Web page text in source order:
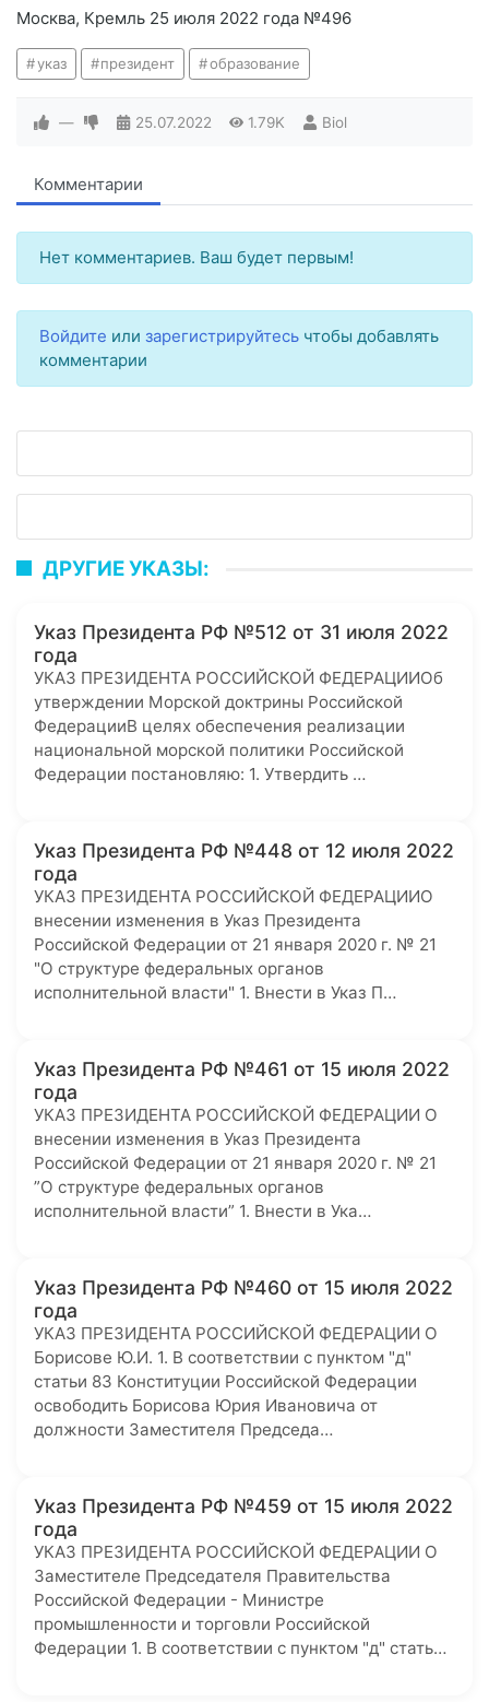
Москва, Кремль 25 июля 2022 года №496
указ президент образование
— 25.07.2022 1.79K Biol
Комментарии
Нет комментариев. Ваш будет первым!
Войдите или зарегистрируйтесь чтобы добавлять
комментарии
ДРУГИЕ УКАЗЫ:
Указ Президента РФ №512 от 31 июля 2022
года
УКАЗ ПРЕЗИДЕНТА РОССИЙСКОЙ ФЕДЕРАЦИИОб
утверждении Морской доктрины Российской
ФедерацииВ целях обеспечения реализации
национальной морской политики Российской
Федерации постановляю: 1. Утвердить …
Указ Президента РФ №448 от 12 июля 2022
года
УКАЗ ПРЕЗИДЕНТА РОССИЙСКОЙ ФЕДЕРАЦИИО
внесении изменения в Указ Президента
Российской Федерации от 21 января 2020 г. № 21
"О структуре федеральных органов
исполнительной власти" 1. Внести в Указ П…
Указ Президента РФ №461 от 15 июля 2022
года
УКАЗ ПРЕЗИДЕНТА РОССИЙСКОЙ ФЕДЕРАЦИИ О
внесении изменения в Указ Президента
Российской Федерации от 21 января 2020 г. № 21
”О структуре федеральных органов
исполнительной власти” 1. Внести в Ука…
Указ Президента РФ №460 от 15 июля 2022
года
УКАЗ ПРЕЗИДЕНТА РОССИЙСКОЙ ФЕДЕРАЦИИ О
Борисове Ю.И. 1. В соответствии с пунктом "д"
статьи 83 Конституции Российской Федерации
освободить Борисова Юрия Ивановича от
должности Заместителя Председа…
Указ Президента РФ №459 от 15 июля 2022
года
УКАЗ ПРЕЗИДЕНТА РОССИЙСКОЙ ФЕДЕРАЦИИ О
Заместителе Председателя Правительства
Российской Федерации - Министре
промышленности и торговли Российской
Федерации 1. В соответствии с пунктом "д" стать…